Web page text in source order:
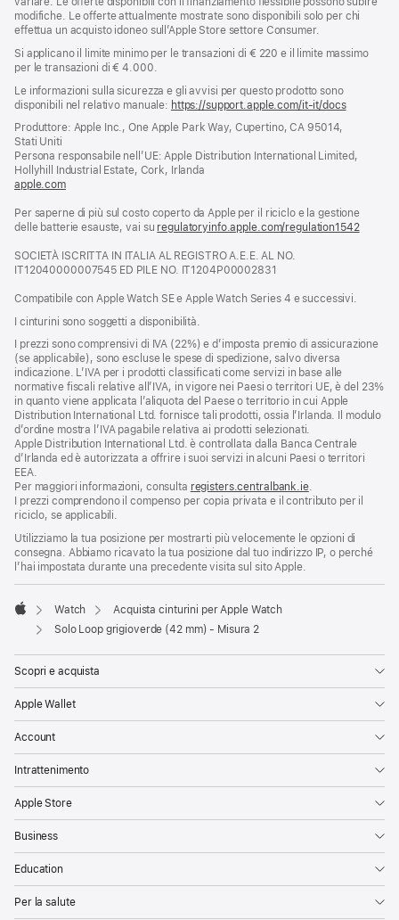
modifiche. Le offerte attualmente mostrate sono disponibili solo per chi
effettua un acquisto idoneo sull’Apple Store settore Consumer.
Si applicano il limite minimo per le transazioni di € 220 e il limite massimo
per le transazioni di € 4.000.
Le informazioni sulla sicurezza e gli avvisi per questo prodotto sono
disponibili nel relativo manuale: https://support.apple.com/it-it/docs(si
finestra)
Produttore: Apple Inc., One Apple Park Way, Cupertino, CA 95014,
Stati Uniti
Persona responsabile nell’UE: Apple Distribution International Limited,
Hollyhill Industrial Estate, Cork, Irlanda
apple.com(si
una
nuova
Per saperne di più sul costo coperto da Apple per il riciclo e la gestione
delle batterie esauste, vai su regulatoryinfo.apple.com/regulation1542(si
SOCIETÀ ISCRITTA IN ITALIA AL REGISTRO A.E.E. AL NO.
IT12040000007545 ED PILE NO. IT1204P00002831
Compatibile con Apple Watch SE e Apple Watch Series 4 e successivi.
I cinturini sono soggetti a disponibilità.
I prezzi sono comprensivi di IVA (22%) e d’imposta premio di assicurazione
(se applicabile), sono escluse le spese di spedizione, salvo diversa
indicazione. L’IVA per i prodotti classificati come servizi in base alle
normative fiscali relative all’IVA, in vigore nei Paesi o territori UE, è del 23%
in quanto viene applicata l’aliquota del Paese o territorio in cui Apple
Distribution International Ltd. fornisce tali prodotti, ossia l’Irlanda. Il modulo
d’ordine mostra l’IVA pagabile relativa ai prodotti selezionati.
Apple Distribution International Ltd. è controllata dalla Banca Centrale
d’Irlanda ed è autorizzata a offrire i suoi servizi in alcuni Paesi o territori
EEA.
Per maggiori informazioni, consulta registers.centralbank.ie.
I prezzi comprendono il compenso per copia privata e il contributo per il
riciclo, se applicabili.
Utilizziamo la tua posizione per mostrarti più velocemente le opzioni di
consegna. Abbiamo ricavato la tua posizione dal tuo indirizzo IP, o perché
l’hai impostata durante una precedente visita sul sito Apple.
Apple
Watch
Acquista cinturini per Apple Watch
Solo Loop grigioverde (42 mm) - Misura 2
Scopri e acquista
Apple Wallet
Account
Intrattenimento
Apple Store
Business
Education
Per la salute